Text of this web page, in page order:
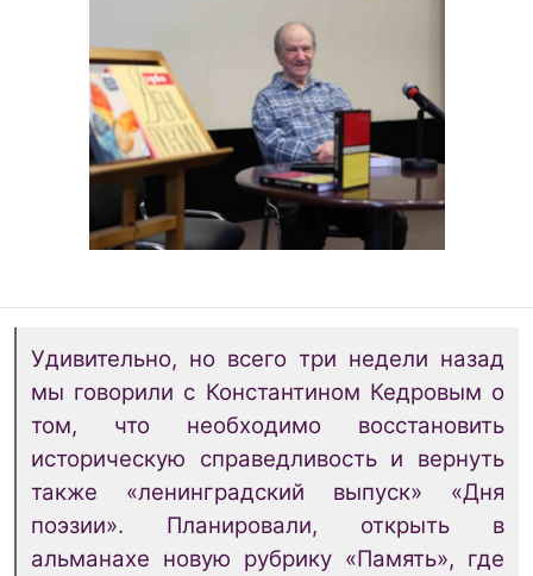
Удивительно, но всего три недели назад
мы говорили с Константином Кедровым о
том, что необходимо восстановить
историческую справедливость и вернуть
также «ленинградский выпуск» «Дня
поэзии». Планировали, открыть в
альманахе новую рубрику «Память», где